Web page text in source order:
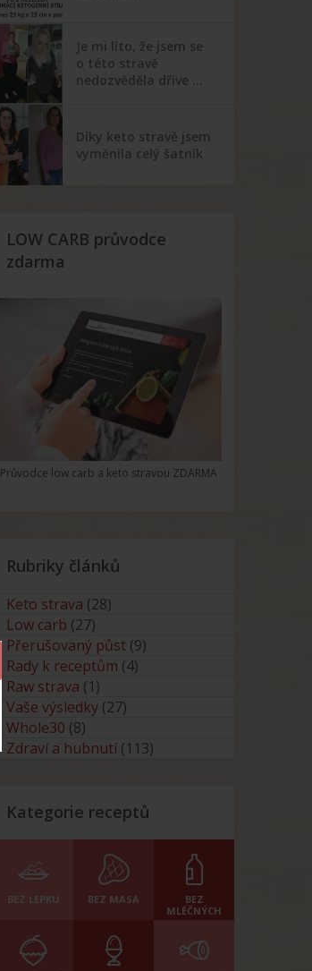
Je mi líto, že jsem se
o této stravě
nedozvěděla dříve …
Díky keto stravě jsem
vyměnila celý šatník
LOW CARB průvodce
zdarma
Průvodce low carb a keto stravou ZDARMA
Rubriky článků
Keto strava (28)
Low carb (27)
Přerušovaný půst (9)
Rady k receptům (4)
Raw strava (1)
Vaše výsledky (27)
Whole30 (8)
Zdraví a hubnutí (113)
Kategorie receptů
BEZ LEPKU BEZ MASA
BEZ
MLÉČNÝCH